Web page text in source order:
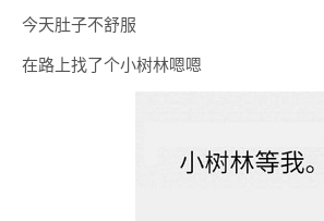
今天肚子不舒服
在路上找了个小树林嗯嗯